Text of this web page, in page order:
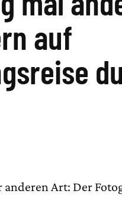
auf
Art: Der